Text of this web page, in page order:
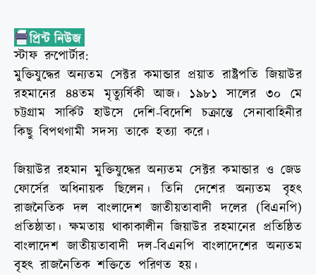
স্টাফ রুপোর্টার:
মুক্তিযুদ্ধের অন্যতম সেক্টর কমান্ডার প্রয়াত রাষ্ট্রপতি জিয়াউর
রহমানের ৪৪তম মৃত্যুর্ষিকী আজ। ১৯৮১ সালের ৩০ মে
চট্টগ্রাম সার্কিট হাউসে দেশি-বিদেশি চক্রান্তে সেনাবাহিনীর
কিছু বিপথগামী সদস্য তাকে হত্যা করে।
জিয়াউর রহমান মুক্তিযুদ্ধের অন্যতম সেক্টর কমান্ডার ও জেড
ফোর্সের অধিনায়ক ছিলেন। তিনি দেশের অন্যতম বৃহৎ
রাজনৈতিক দল বাংলাদেশ জাতীয়তাবাদী দলের (বিএনপি)
প্রতিষ্ঠাতা। ক্ষমতায় থাকাকালীন জিয়াউর রহমানের প্রতিষ্ঠিত
বাংলাদেশ জাতীয়তাবাদী দল-বিএনপি বাংলাদেশের অন্যতম
বৃহৎ রাজনৈতিক শক্তিতে পরিণত হয়।